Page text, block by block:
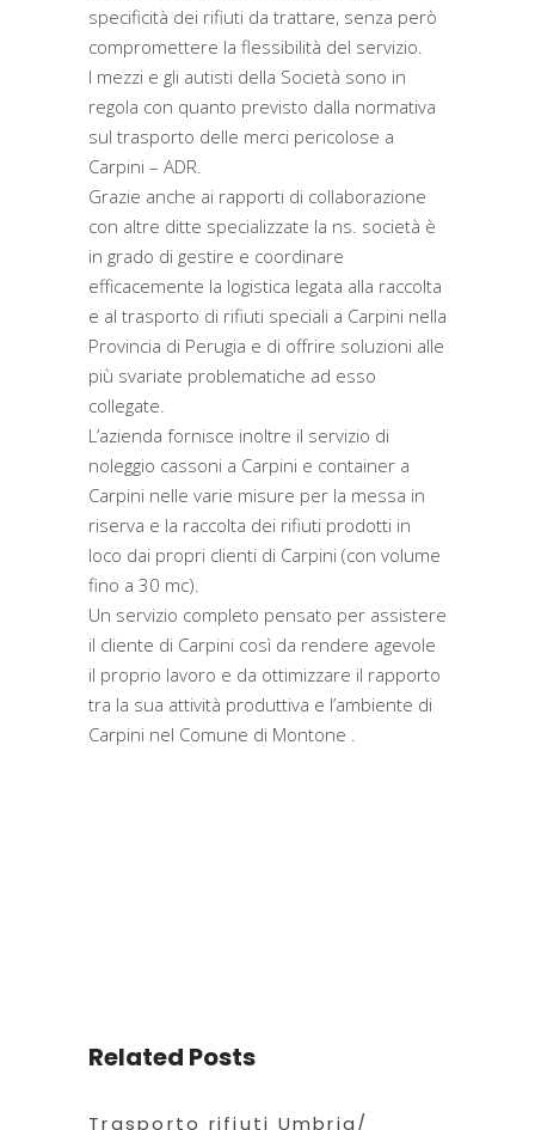
specificità dei rifiuti da trattare, senza però
compromettere la flessibilità del servizio.
I mezzi e gli autisti della Società sono in
regola con quanto previsto dalla normativa
sul trasporto delle merci pericolose a
Carpini – ADR.
Grazie anche ai rapporti di collaborazione
con altre ditte specializzate la ns. società è
in grado di gestire e coordinare
efficacemente la logistica legata alla raccolta
e al trasporto di rifiuti speciali a Carpini nella
Provincia di Perugia e di offrire soluzioni alle
più svariate problematiche ad esso
collegate.
L’azienda fornisce inoltre il servizio di
noleggio cassoni a Carpini e container a
Carpini nelle varie misure per la messa in
riserva e la raccolta dei rifiuti prodotti in
loco dai propri clienti di Carpini (con volume
fino a 30 mc).
Un servizio completo pensato per assistere
il cliente di Carpini così da rendere agevole
il proprio lavoro e da ottimizzare il rapporto
tra la sua attività produttiva e l’ambiente di
Carpini nel Comune di Montone .
Related Posts
Trasporto rifiuti Umbria